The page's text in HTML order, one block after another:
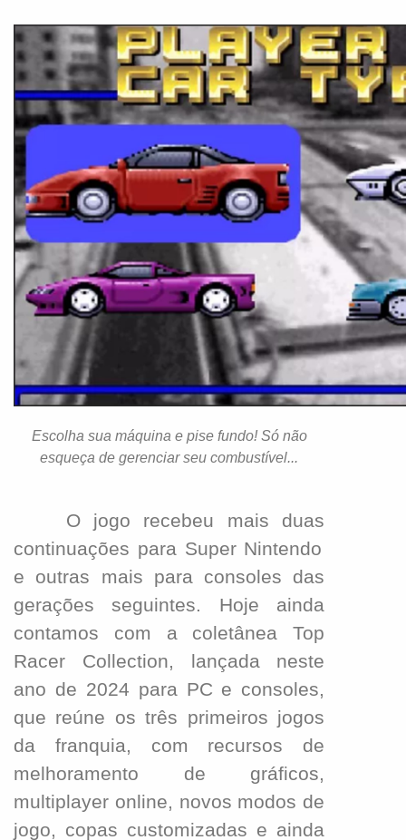
Escolha sua máquina e pise fundo! Só não
esqueça de gerenciar seu combustível...
O jogo recebeu mais duas
continuações para Super Nintendo
e outras mais para consoles das
gerações seguintes. Hoje ainda
contamos com a coletânea Top
Racer Collection, lançada neste
ano de 2024 para PC e consoles,
que reúne os três primeiros jogos
da franquia, com recursos de
melhoramento de gráficos,
multiplayer online, novos modos de
jogo, copas customizadas e ainda